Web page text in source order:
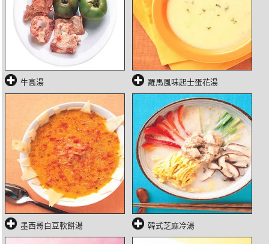
牛高湯 羅馬風味起士蛋花湯
墨西哥白豆軟餅湯 韓式芝麻冷湯